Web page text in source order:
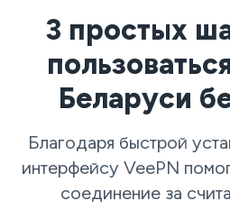
3 простых
Беларуси
Благодаря быстрой
интерфейсу VeePN
соединение за